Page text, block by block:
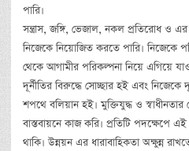
পারি।
সন্ত্রাস, জঙ্গি, ভেজাল, নকল প্রতিরোধ ও
নিজেকে নিয়োজিত করতে পারি। নিজেকে
থেকে আগামীর পরিকল্পনা নিয়ে এগিয়ে
দূর্নীতির বিরুদ্ধে সোচ্ছার হই এবং নিজেকে
শপথে বলিয়ান হই। মুক্তিযুদ্ধ ও
বাস্তবায়নে কাজ করি। প্রতিটি পদক্ষেপে এই
থাকি। উন্নয়ন এর ধারাবাহিকতা অক্ষুন্ন